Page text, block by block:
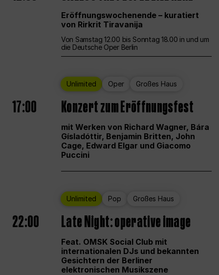
Eröffnungswochenende – kuratiert
von Rirkrit Tiravanija
Von Samstag 12.00 bis Sonntag 18.00 in und um
die Deutsche Oper Berlin
Unlimited Oper Großes Haus
17:00 Konzert zum Eröffnungsfest
mit Werken von Richard Wagner, Bára
Gísladóttir, Benjamin Britten, John
Cage, Edward Elgar und Giacomo
Puccini
Unlimited Pop Großes Haus
22:00 Late Night: operative image
Feat. OMSK Social Club mit
internationalen DJs und bekannten
Gesichtern der Berliner
elektronischen Musikszene